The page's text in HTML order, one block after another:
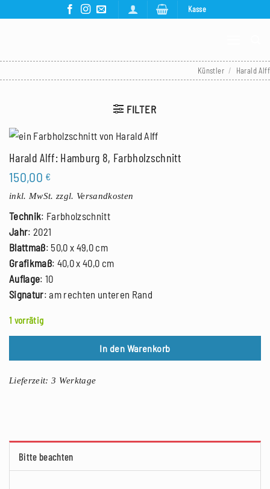
Kasse
Künstler / Harald Alff
FILTER
Harald Alff: Hamburg 8, Farbholzschnitt
150,00 €
inkl. MwSt. zzgl. Versandkosten
Technik: Farbholzschnitt
Jahr: 2021
Blattmaß: 50,0 x 49,0 cm
Grafikmaß: 40,0 x 40,0 cm
Auflage: 10
Signatur: am rechten unteren Rand
1 vorrätig
In den Warenkorb
Lieferzeit:3 Werktage
Bitte beachten